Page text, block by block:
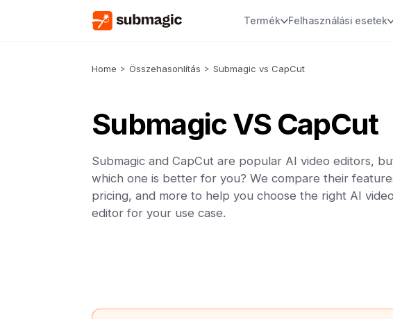
Termék Felhasználási esetek
Home > Összehasonlítás > Submagic vs CapCut
Submagic VS CapCut
Submagic and CapCut are popular AI video editors,
which one is better for you? We compare their
pricing, and more to help you choose the right AI video
editor for your use case.